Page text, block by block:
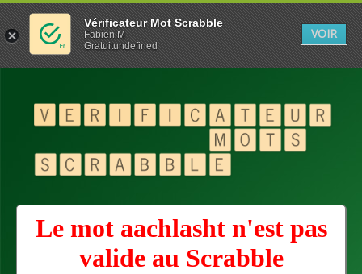
Le mot aachlasht n'est pas
valide au Scrabble
Vérificateur Mot Scrabble
Fabien M
Gratuitundefined
VOIR